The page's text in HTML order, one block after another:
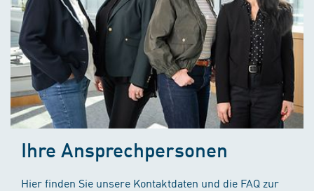
Ihre Ansprechpersonen
Hier finden Sie unsere Kontaktdaten und die FAQ zur